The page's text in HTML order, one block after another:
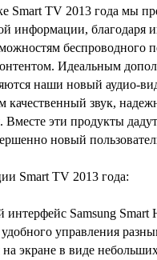
Smart TV 2013 года мы
информации, благодаря
беспроводного
Идеальным
наши новый аудио-
качественный звук,
Вместе эти продукты
новый
Smart TV 2013 года:
Samsung Smart
управления
на экране в виде